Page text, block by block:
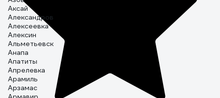
Аксай
Александров
Алексеевка
Алексин
Альметьевск
Анапа
Апатиты
Апрелевка
Арамиль
Арзамас